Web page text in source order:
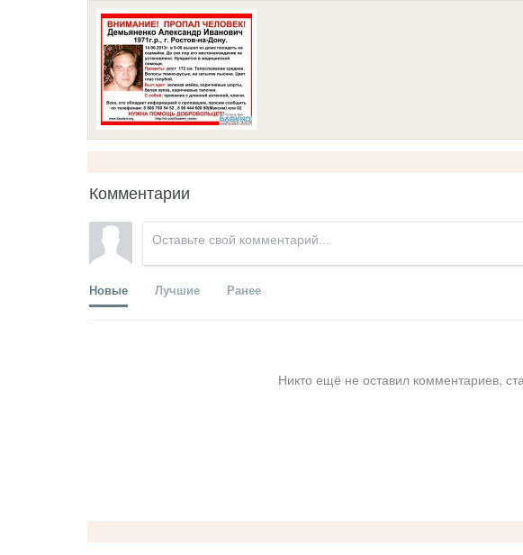
Комментарии
Новые Лучшие Ранее
Никто ещё не оставил комментариев,